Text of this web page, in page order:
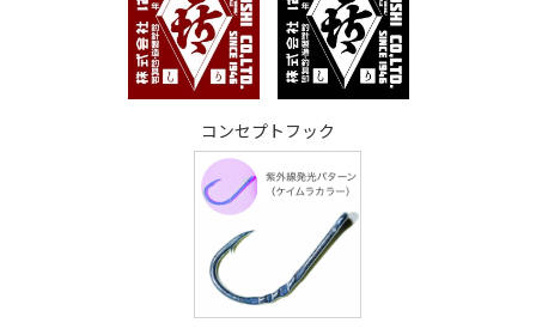
コンセプトフック